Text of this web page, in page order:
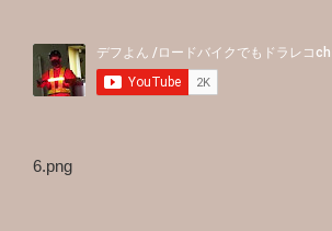
6.png